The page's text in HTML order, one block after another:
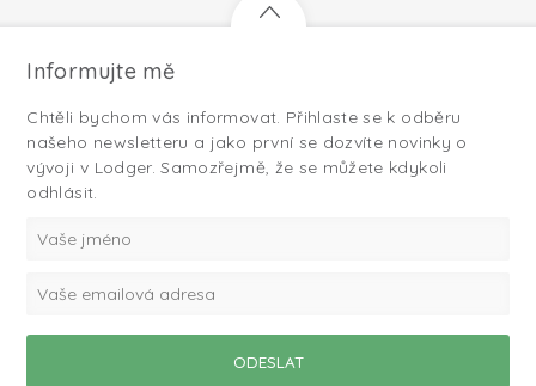
Informujte mě
Chtěli bychom vás informovat. Přihlaste se k odběru
našeho newsletteru a jako první se dozvíte novinky o
vývoji v Lodger. Samozřejmě, že se můžete kdykoli
odhlásit.